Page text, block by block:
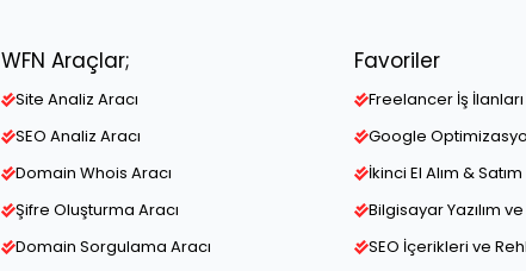
WFN Araçlar;
Site Analiz Aracı
SEO Analiz Aracı
Domain Whois Aracı
Şifre Oluşturma Aracı
Domain Sorgulama Aracı
Favoriler
Freelancer İş İlanları
Google
İkinci El Alım &
Bilgisayar Yazılım
SEO İçerikleri ve